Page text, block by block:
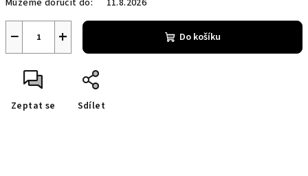
Můžeme doručit do:
11.8.2026
+
− Do košíku
Zeptat se Sdílet